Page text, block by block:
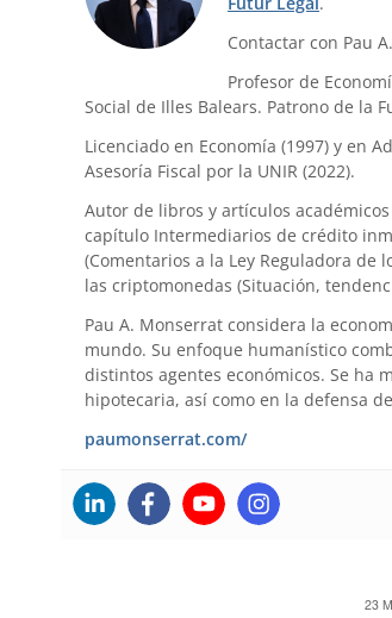
Contactar con Pau
Profesor de
Social de Illes Balears. Patrono de la
Licenciado en Economía (1997) y en
Asesoría Fiscal por la UNIR (2022).
Autor de libros y artículos académicos
capítulo Intermediarios de crédito
(Comentarios a la Ley Reguladora de
las criptomonedas (Situación,
Pau A. Monserrat considera la
mundo. Su enfoque humanístico
distintos agentes económicos. Se ha
hipotecaria, así como en la defensa
paumonserrat.com/
23